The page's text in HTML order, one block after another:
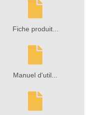
Fiche produit...
Manuel d'util...